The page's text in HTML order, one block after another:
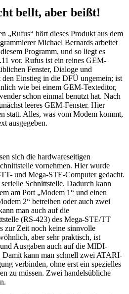
bellt, aber beißt!
„Rufus“ hört dieses Produkt aus dem
Michael Bernards arbeitet
Programm, und so liegt es
vor. Rufus ist ein reines GEM-
Fenster, Dialoge und
Einstieg in die DFÜ ungemein; ist
wie bei einem GEM-Texteditor,
schon einmal benutzt hat. Nach
leeres GEM-Fenster. Hier
statt. Alles, was vom Modem kommt,
ausgegeben.
sich die hardwareseitigen
vornehmen. Hier wurde
und Mega-STE-Computer gedacht.
Schnittstelle. Dadurch kann
am Port „Modem 1“ und einen
2“ betreiben oder auch zwei
man auch auf die
(RS-423) des Mega-STE/TT
zur Zeit noch keine sinnvolle
aber sehr praktisch, ist
Ausgaben auch auf die MIDI-
Damit kann man schnell zwei ATARI-
verbinden, ohne erst ein spezielles
zu müssen. Zwei handelsübliche